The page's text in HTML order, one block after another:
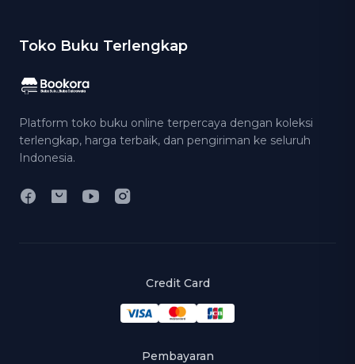
Toko Buku Terlengkap
Platform toko buku online terpercaya dengan koleksi
terlengkap, harga terbaik, dan pengiriman ke seluruh
Indonesia.
Credit Card
Pembayaran